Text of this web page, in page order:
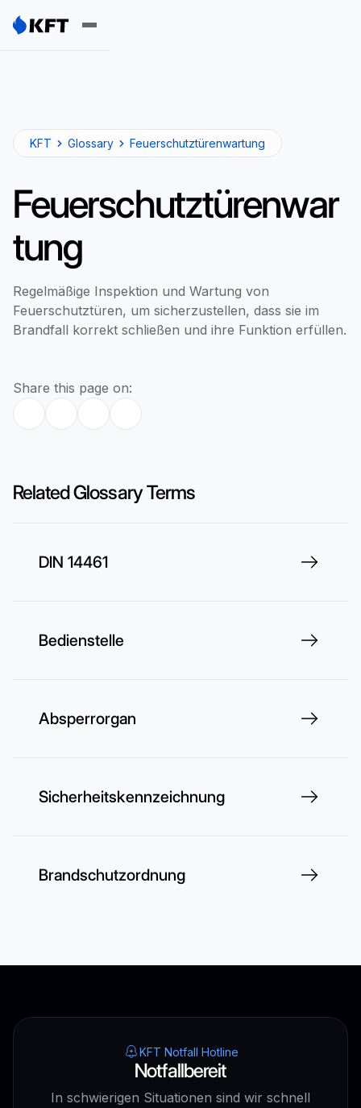
KFT Glossary Feuerschutztürenwartung
Feuerschutztürenwar
tung
Regelmäßige Inspektion und Wartung von
Feuerschutztüren, um sicherzustellen, dass sie im
Brandfall korrekt schließen und ihre Funktion erfüllen.
Share this page on:
Related Glossary Terms
DIN 14461
Bedienstelle
Absperrorgan
Sicherheitskennzeichnung
Brandschutzordnung
KFT Notfall Hotline
Notfallbereit
In schwierigen Situationen sind wir schnell